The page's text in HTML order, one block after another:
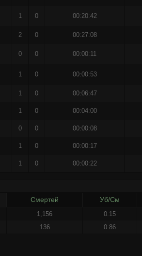
1 0 00:20:42
2 0 00:27:08
0 0 00:00:11
1 0 00:00:53
1 0 00:06:47
1 0 00:04:00
0 0 00:00:08
1 0 00:00:17
1 0 00:00:22
Смертей Уб/См
1,156 0.15
136 0.86